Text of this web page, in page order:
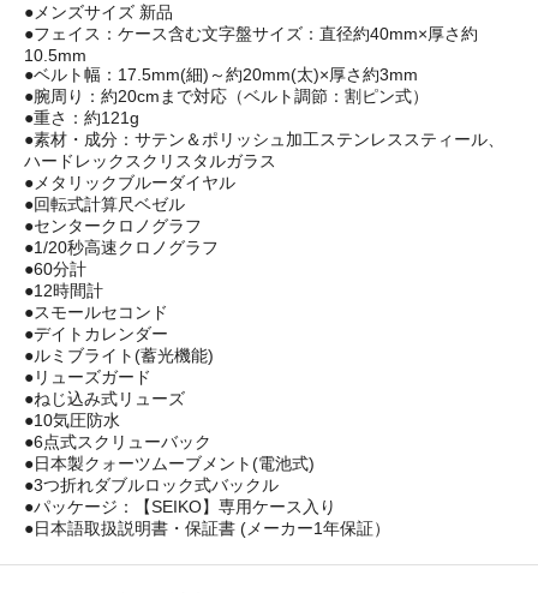
●メンズサイズ 新品
●フェイス：ケース含む文字盤サイズ：直径約40mm×厚さ約
10.5mm
●ベルト幅：17.5mm(細)～約20mm(太)×厚さ約3mm
●腕周り：約20cmまで対応（ベルト調節：割ピン式）
●重さ：約121g
●素材・成分：サテン＆ポリッシュ加工ステンレススティール、
ハードレックスクリスタルガラス
●メタリックブルーダイヤル
●回転式計算尺ベゼル
●センタークロノグラフ
●1/20秒高速クロノグラフ
●60分計
●12時間計
●スモールセコンド
●デイトカレンダー
●ルミブライト(蓄光機能)
●リューズガード
●ねじ込み式リューズ
●10気圧防水
●6点式スクリューバック
●日本製クォーツムーブメント(電池式)
●3つ折れダブルロック式バックル
●パッケージ：【SEIKO】専用ケース入り
●日本語取扱説明書・保証書 (メーカー1年保証）